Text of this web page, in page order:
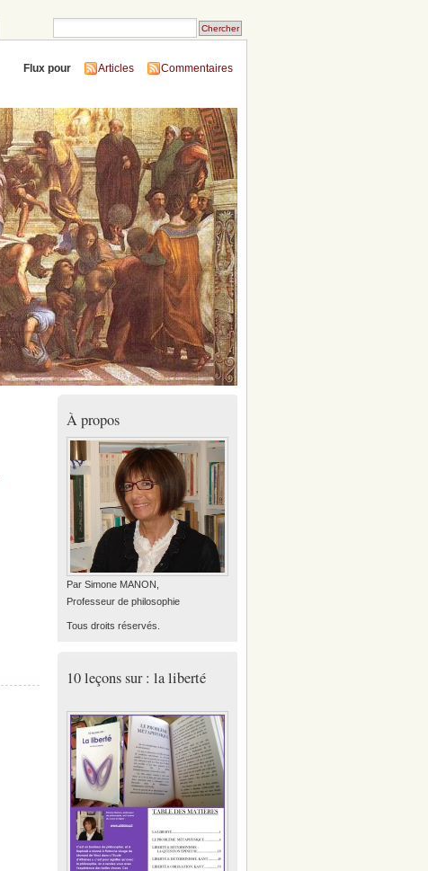
Flux pour Articles Commentaires
À propos
Par Simone MANON,
Professeur de philosophie
Tous droits réservés.
10 leçons sur : la liberté